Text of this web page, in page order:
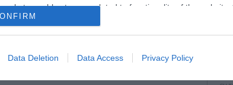
to enable storage related to functionality of the website
Data Deletion Data Access Privacy Policy